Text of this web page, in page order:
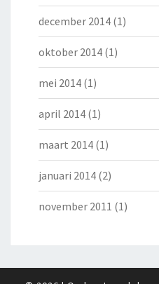
december 2014 (1)
oktober 2014 (1)
mei 2014 (1)
april 2014 (1)
maart 2014 (1)
januari 2014 (2)
november 2011 (1)